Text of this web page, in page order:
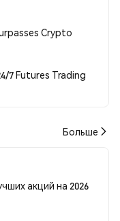
Crypto
7 Futures Trading
Больше
акций на 2026